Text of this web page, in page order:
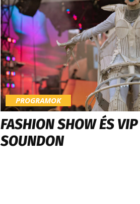
PROGRAMOK
FASHION SHOW ÉS
SOUNDON